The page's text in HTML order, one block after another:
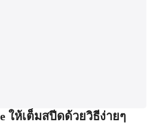
ให้เต็มสปีดด้วยวิธีง่ายๆ